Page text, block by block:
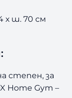
х ш. 70 см
степен, за
Home Gym –